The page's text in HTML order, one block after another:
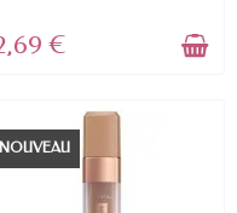
€
NOUVEAU